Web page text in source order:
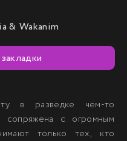
& Wakanim
в разведке чем-то
сопряжена с огромным
только тех, кто